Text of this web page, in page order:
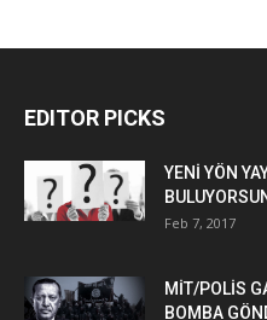
EDITOR PICKS
YENİ YÖN
Feb 7, 2017
MİT/POLİS
BOMBA